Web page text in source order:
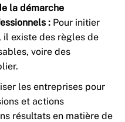
la démarche
: Pour initier
il existe des règles de
voire des
les entreprises pour
et actions
résultats en matière de